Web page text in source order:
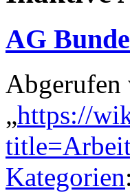
AG
Abgerufen
„https://
Kategorien: